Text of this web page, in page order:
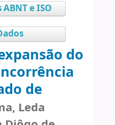
e ISO
do
de
Leda